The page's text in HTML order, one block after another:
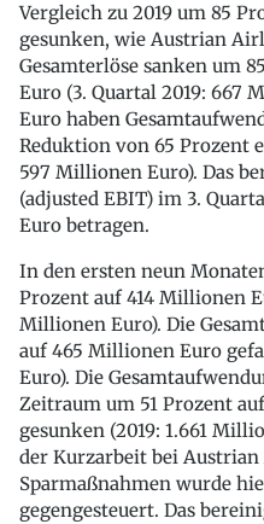
Vergleich zu 2019 um 85
gesunken, wie Austrian
Gesamterlöse sanken um
Euro (3. Quartal 2019: 667
Euro haben
Reduktion von 65 Prozent
597 Millionen Euro). Das
(adjusted EBIT) im 3.
Euro betragen.
In den ersten neun
Prozent auf 414 Millionen
Millionen Euro). Die
auf 465 Millionen Euro
Euro). Die
Zeitraum um 51 Prozent
gesunken (2019: 1.661
der Kurzarbeit bei
Sparmaßnahmen wurde
gegengesteuert. Das